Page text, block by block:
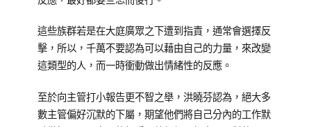
這些族群若是在大庭廣眾之下遭到指責，通常會選擇反
擊，所以，千萬不要認為可以藉由自己的力量，來改變
這類型的人，而一時衝動做出情緒性的反應。
至於向主管打小報告更不智之舉，洪曉芬認為，絕大多
數主管偏好沉默的下屬，期望他們將自己分內的工作默